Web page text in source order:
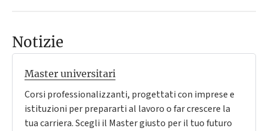
Notizie
Master universitari
Corsi professionalizzanti, progettati con imprese e
istituzioni per prepararti al lavoro o far crescere la
tua carriera. Scegli il Master giusto per il tuo futuro